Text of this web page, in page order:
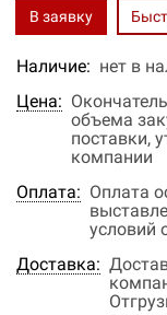
В заявку
Наличие: нет в
Цена:
объема
поставки,
компании
Оплата: Оплата
условий
Доставка: